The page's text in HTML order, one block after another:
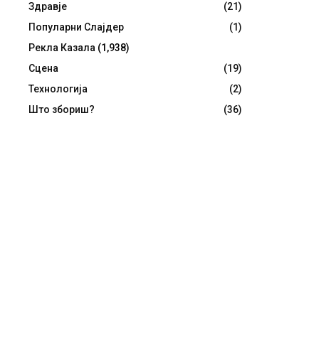
Здравје
(21)
Популарни Слајдер
(1)
Рекла Казала (1,938)
Сцена
(19)
Технологија
(2)
Што збориш?
(36)